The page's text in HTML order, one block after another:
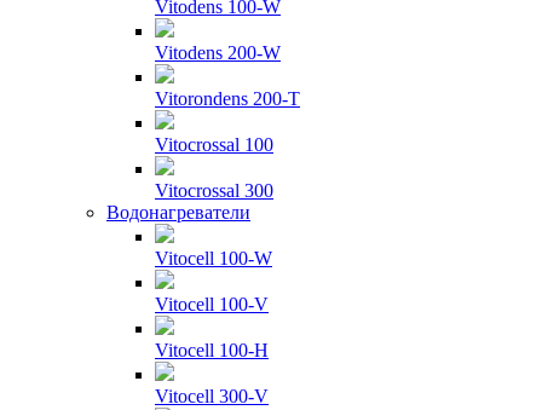
Vitodens 100-W
Vitodens 200-W
Vitorondens 200-T
Vitocrossal 100
Vitocrossal 300
Водонагреватели
Vitocell 100-W
Vitocell 100-V
Vitocell 100-H
Vitocell 300-V